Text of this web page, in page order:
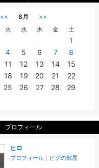
<< 8月
>>
火 水 木 金 土
1
4 5 6 7
8
11 12 13 14
15
18 19 20 21
22
25 26 27 28
29
プロフィール
ヒロ
プロフィール ｜ ピグの部屋